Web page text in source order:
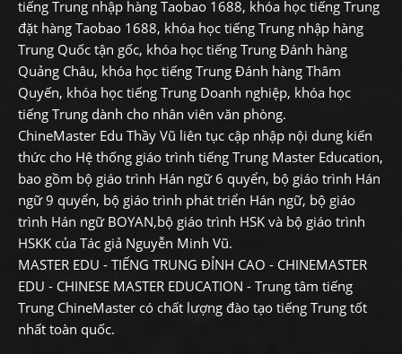
tiếng Trung nhập hàng Taobao 1688, khóa học tiếng Trung
đặt hàng Taobao 1688, khóa học tiếng Trung nhập hàng
Trung Quốc tận gốc, khóa học tiếng Trung Đánh hàng
Quảng Châu, khóa học tiếng Trung Đánh hàng Thâm
Quyến, khóa học tiếng Trung Doanh nghiệp, khóa học
tiếng Trung dành cho nhân viên văn phòng.
ChineMaster Edu Thầy Vũ liên tục cập nhập nội dung kiến
thức cho Hệ thống giáo trình tiếng Trung Master Education,
bao gồm bộ giáo trình Hán ngữ 6 quyển, bộ giáo trình Hán
ngữ 9 quyển, bộ giáo trình phát triển Hán ngữ, bộ giáo
trình Hán ngữ BOYAN,bộ giáo trình HSK và bộ giáo trình
HSKK của Tác giả Nguyễn Minh Vũ.
MASTER EDU - TIẾNG TRUNG ĐỈNH CAO - CHINEMASTER
EDU - CHINESE MASTER EDUCATION - Trung tâm tiếng
Trung ChineMaster có chất lượng đào tạo tiếng Trung tốt
nhất toàn quốc.